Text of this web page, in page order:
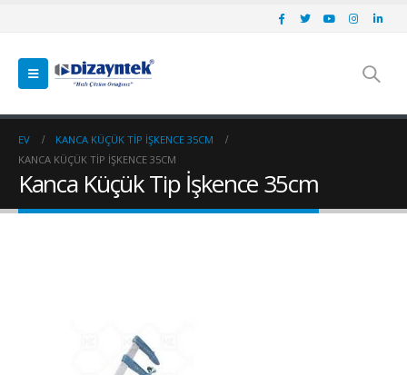
EV
KANCA KÜÇÜK TIP İŞKENCE 35CM
KANCA KÜÇÜK TIP İŞKENCE 35CM
Kanca Küçük Tip İşkence 35cm